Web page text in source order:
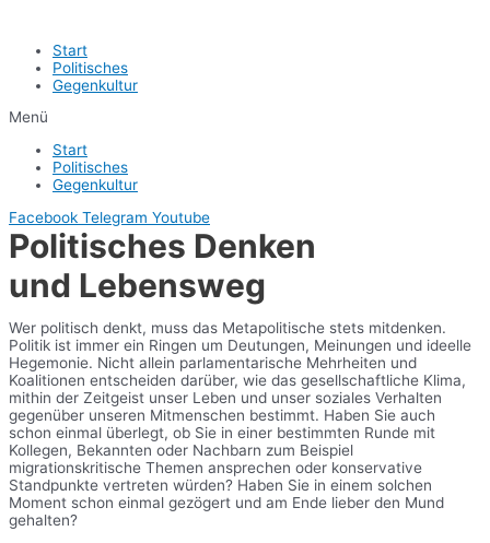
Start
Politisches
Gegenkultur
Menü
Start
Politisches
Gegenkultur
Facebook Telegram Youtube
Politisches Denken
und Lebensweg
Wer politisch denkt, muss das Metapolitische stets mitdenken.
Politik ist immer ein Ringen um Deutungen, Meinungen und ideelle
Hegemonie. Nicht allein parlamentarische Mehrheiten und
Koalitionen entscheiden darüber, wie das gesellschaftliche Klima,
mithin der Zeitgeist unser Leben und unser soziales Verhalten
gegenüber unseren Mitmenschen bestimmt. Haben Sie auch
schon einmal überlegt, ob Sie in einer bestimmten Runde mit
Kollegen, Bekannten oder Nachbarn zum Beispiel
migrationskritische Themen ansprechen oder konservative
Standpunkte vertreten würden? Haben Sie in einem solchen
Moment schon einmal gezögert und am Ende lieber den Mund
gehalten?